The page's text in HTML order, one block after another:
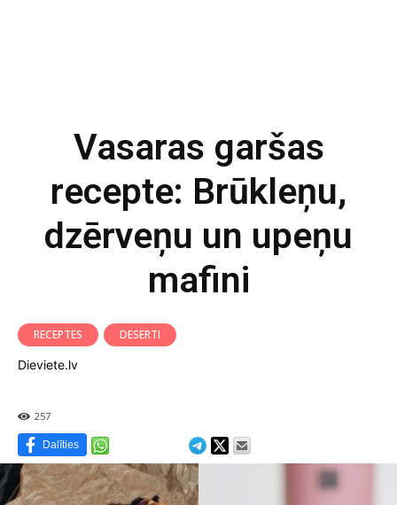
Vasaras garšas
recepte: Brūkleņu,
dzērveņu un upeņu
mafini
RECEPTES
DESERTI
Dieviete.lv
257
Dalīties